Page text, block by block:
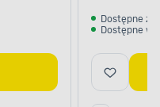
Dostępne z
Dostępne w